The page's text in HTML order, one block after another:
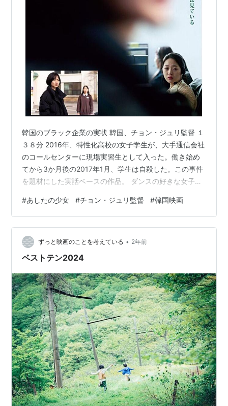
韓国のブラック企業の実状 韓国、チョン・ジュリ監督 １
３８分 2016年、特性化高校の女子学生が、大手通信会社
のコールセンターに現場実習生として入った。働き始め
てから3か月後の2017年1月、学生は自殺した。この事件
を題材にした実話ベースの作品。 ダンスの好きな女子高
であるコールセンターに実習生として働き始める。しか
し会社は従業員同士の競争を煽り、契約書で保証されて
いるはずの給料も成果給も支払おうとしない。顧客の解
約阻止のノルマがあり、そのことでトラブルが絶えなか
った。 ある日、ソヒは指導役のチーム長が自殺したこと
#あしたの少女 #チョン・ジュリ監督 #韓国映画
ずっと映画のことを考えている • 2年前
ベストテン2024